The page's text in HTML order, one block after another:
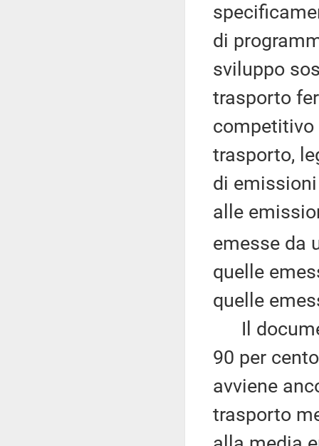
di
sviluppo
trasporto
trasporto,
di
alle
emesse da
quelle
quelle
Il
90 per
avviene
trasporto